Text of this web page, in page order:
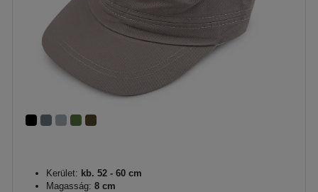
Kerület: kb. 52 - 60 cm
Magasság: 8 cm